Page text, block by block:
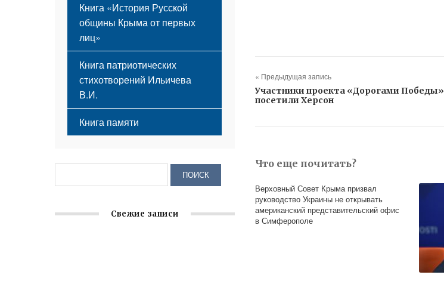
« Предыдущая запись
Участники проекта «Дорогами Победы»
посетили Херсон
Что еще почитать?
Верховный Совет Крыма призвал
руководство Украины не открывать
американский представительский офис
в Симферополе
Книга «История Русской
общины Крыма от первых
лиц»
Книга патриотических
стихотворений Ильичева
В.И.
Книга памяти
Свежие записи